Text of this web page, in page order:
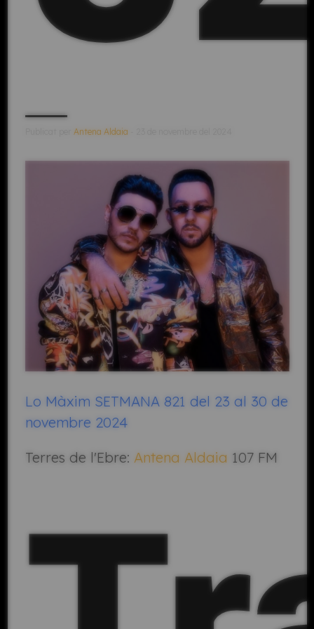
Antena Aldaia
Lo Màxim SETMANA 821 del 23 al 30 de
novembre 2024
Terres de l'Ebre: Antena Aldaia 107 FM